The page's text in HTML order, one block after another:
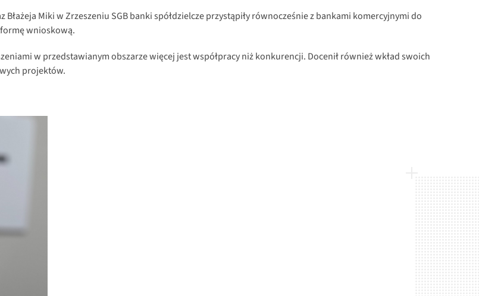
Błażeja Miki w Zrzeszeniu SGB banki spółdzielcze przystąpiły równocześnie z bankami komercyjnymi do
wnioskową.
w przedstawianym obszarze więcej jest współpracy niż konkurencji. Docenił również wkład swoich
projektów.